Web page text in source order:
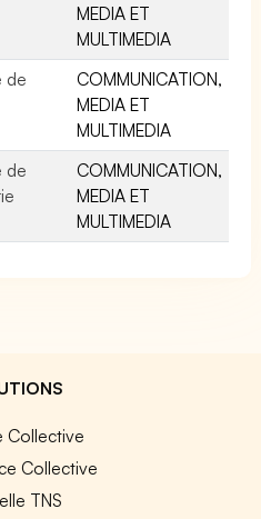
MEDIA ET
MULTIMEDIA
de
COMMUNICATION,
MEDIA ET
MULTIMEDIA
de
COMMUNICATION,
MEDIA ET
MULTIMEDIA
Collective
Collective
TNS